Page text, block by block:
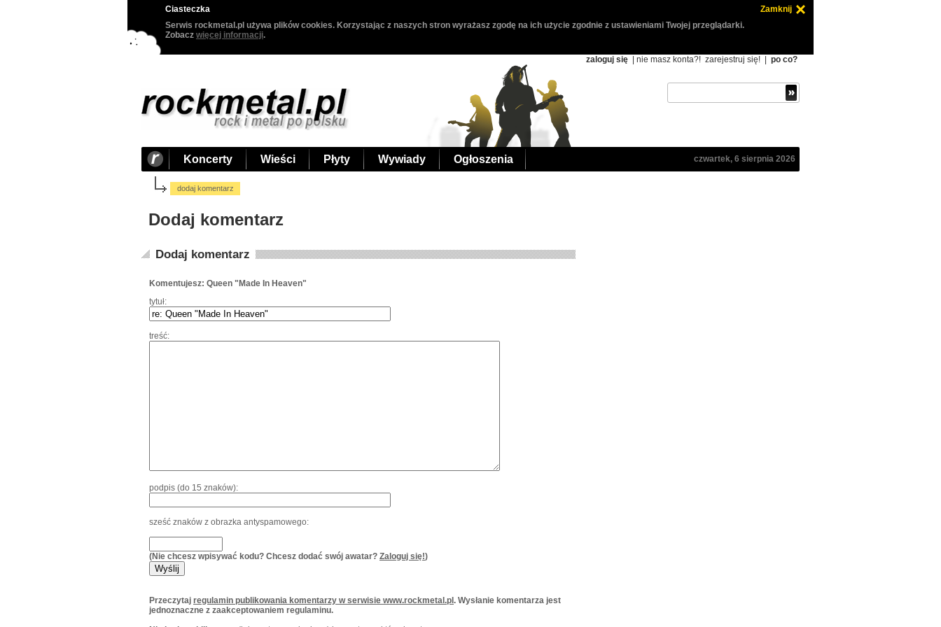
Ciasteczka
Zamknij
Serwis rockmetal.pl używa plików cookies. Korzystając z naszych stron wyrażasz zgodę na ich użycie zgodnie z ustawieniami Twojej przeglądarki.
Zobacz więcej informacji.
zaloguj się | nie masz konta?! zarejestruj się! po co?
Koncerty Wieści Płyty Wywiady Ogłoszenia czwartek, 6 sierpnia 2026
dodaj komentarz
Dodaj komentarz
Dodaj komentarz
Komentujesz: Queen "Made In Heaven"
tytuł:
treść:
podpis (do 15 znaków):
sześć znaków z obrazka antyspamowego:
(Nie chcesz wpisywać kodu? Chcesz dodać swój awatar? Zaloguj się!)
Przeczytaj regulamin publikowania komentarzy w serwisie www.rockmetal.pl . Wysłanie komentarza jest
jednoznaczne z zaakceptowaniem regulaminu.